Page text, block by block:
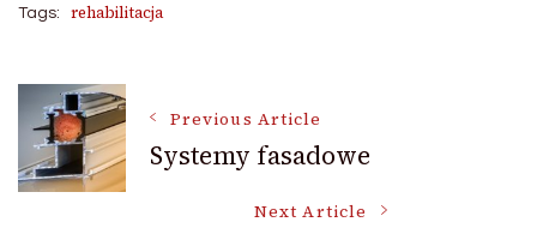
Tags: rehabilitacja
Post
Navigation
Previous Article
Systemy fasadowe
Next Article